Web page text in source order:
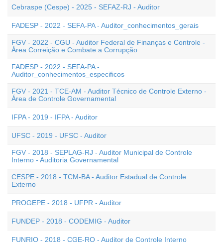
Cebraspe (Cespe) - 2025 - SEFAZ-RJ - Auditor
FADESP - 2022 - SEFA-PA - Auditor_conhecimentos_gerais
FGV - 2022 - CGU - Auditor Federal de Finanças e Controle -
Área Correição e Combate a Corrupção
FADESP - 2022 - SEFA-PA -
Auditor_conhecimentos_especificos
FGV - 2021 - TCE-AM - Auditor Técnico de Controle Externo -
Área de Controle Governamental
IFPA - 2019 - IFPA - Auditor
UFSC - 2019 - UFSC - Auditor
FGV - 2018 - SEPLAG-RJ - Auditor Municipal de Controle
Interno - Auditoria Governamental
CESPE - 2018 - TCM-BA - Auditor Estadual de Controle
Externo
PROGEPE - 2018 - UFPR - Auditor
FUNDEP - 2018 - CODEMIG - Auditor
FUNRIO - 2018 - CGE-RO - Auditor de Controle Interno